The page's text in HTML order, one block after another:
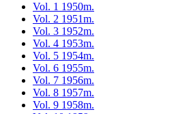
Vol. 1 1950m.
Vol. 2 1951m.
Vol. 3 1952m.
Vol. 4 1953m.
Vol. 5 1954m.
Vol. 6 1955m.
Vol. 7 1956m.
Vol. 8 1957m.
Vol. 9 1958m.